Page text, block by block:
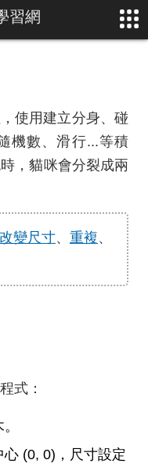
習網
使用建立分身、碰
機數、滑行...等積
，貓咪會分裂成兩
改變尺寸、 重複、
式：
(0, 0)，尺寸設定